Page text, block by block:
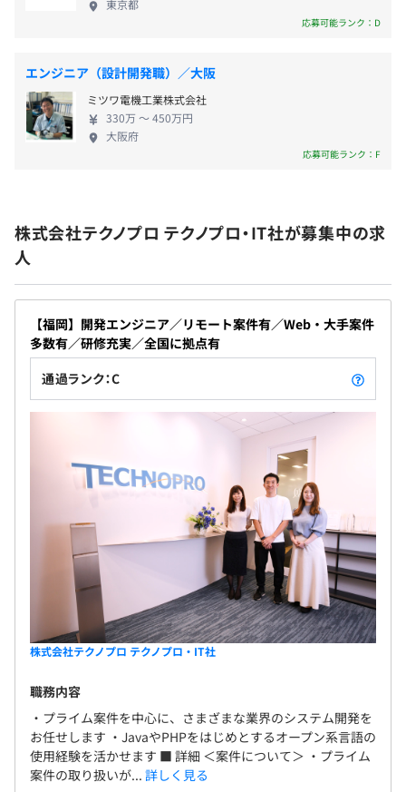
2名～6名、30名体制までの開発を行っております。
1プロジェクトの単位期間はプロジェクトにより異なりま
・入社時休暇（5日）
（対象約90種）、通信教育補助、図書購入補助、財形貯
蓄制度、赴任一時金・赴任手当、帰省旅費補助、引越費用
補助、慶弔見舞金制度、退職金制度、労働組合あり、パパ
ママ育児応援金制度あり、定年再雇用あり
＜研修制度＞
入社導入研修、技術研修、ヒューマン・ビジネス研修、e
ラーニング研修、Winスクール/Winラーニング（100種以
上のカリキュラムが受講無料）
※各種制度・研修の利用については、社内承認が必要です
各種社会保険完備
無期雇用
東京都
応募可能ランク：D
エンジニア（設計開発職）／大阪
ミツワ電機工業株式会社
330万 〜 450万円
大阪府
応募可能ランク：F
株式会社テクノプロ テクノプロ・IT社が募集中の求
人
【福岡】開発エンジニア／リモート案件有／Web・大手案件
多数有／研修充実／全国に拠点有
通過ランク：C
株式会社テクノプロ テクノプロ・IT社
職務内容
・プライム案件を中心に、さまざまな業界のシステム開発を
お任せします ・JavaやPHPをはじめとするオープン系言語の
使用経験を活かせます ■ 詳細 ＜案件について＞ ・プライム
案件の取り扱いが... 詳しく見る